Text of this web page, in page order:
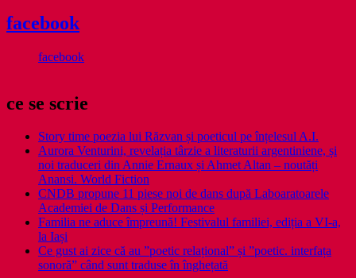
facebook
facebook
ce se scrie
Story time poezia lui Răzvan și poeticul pe înțelesul A.I.
Aurora Venturini, revelația târzie a literaturii argentiniene, și
noi traduceri din Annie Ernaux și Ahmet Altan – noutăți
Anansi. World Fiction
CNDB propune 11 piese noi de dans după Laboaratoarele
Academiei de Dans și Performance
Familia ne aduce împreună! Festivalul familiei, ediția a VI-a,
la Iași
Ce gust ai zice că au ”poetic relațional” și ”poetic. interfața
sonoră” când sunt traduse în înghețată